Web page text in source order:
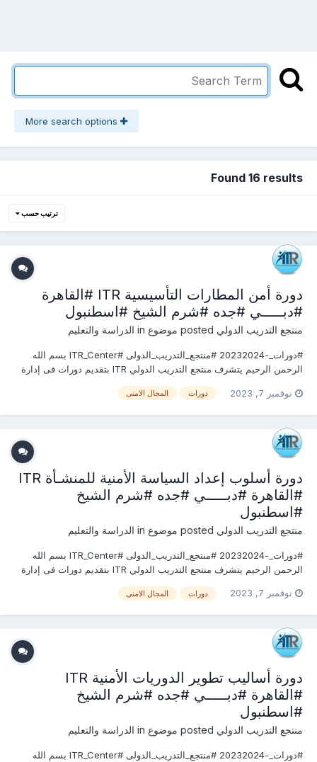
Found 16 results
ترتيب حسب
دورة أمن المطارات التأسيسية ITR #القاهرة
#دبـــــي #جده #شرم الشيخ #اسطنبول
منتجع التدريب الدولي الدراسة والتعليم
#دورات_-20232024 #منتجع_التدريب_الدولى #ITR_Center بسم الله
الرحمن الرحيم يتشرف منتجع التدريب الدولي ITR بتقديم دورات فى إدارة
او الاستفسارعلى الدورة الان ......................... أو ( للتواصل والإستفسار
نوفمبر 7, 2023 دورات المجال الامنى
دورة أسلوب إعداد السياسة الأمنية للمنشـأة ITR
#القاهرة #دبـــــي #جده #شرم الشيخ
#اسطنبول
منتجع التدريب الدولي الدراسة والتعليم
#دورات_-20232024 #منتجع_التدريب_الدولى #ITR_Center بسم الله
الرحمن الرحيم يتشرف منتجع التدريب الدولي ITR بتقديم دورات فى إدارة
او الاستفسارعلى الدورة الان ......................... أو ( للتواصل والإستفسار
نوفمبر 7, 2023 دورات المجال الامنى
دورة أساليب تطوير الدوريات الأمنية ITR
#القاهرة #دبـــــي #جده #شرم الشيخ
#اسطنبول
منتجع التدريب الدولي الدراسة والتعليم
#دورات_-20232024 #منتجع_التدريب_الدولى #ITR_Center بسم الله